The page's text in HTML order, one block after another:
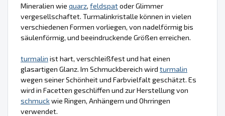
Mineralien wie quarz, feldspatoder Glimmer
vergesellschaftet. Turmalinkristalle können in vielen
verschiedenen Formen vorliegen, von nadelförmig bis
säulenförmig, und beeindruckende Größen erreichen.
turmalin ist hart, verschleißfest und hat einen
glasartigen Glanz. Im Schmuckbereich wird turmalin
wegen seiner Schönheit und Farbvielfalt geschätzt. Es
wird in Facetten geschliffen und zur Herstellung von
schmuckwie Ringen, Anhängern und Ohrringen
verwendet.